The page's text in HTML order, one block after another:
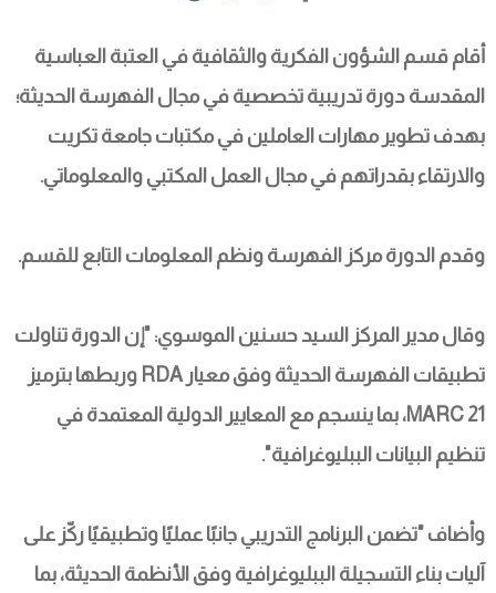
أقام قسم الشؤون الفكرية والثقافية في العتبة العباسية
المقدسة دورة تدريبية تخصصية في مجال الفهرسة الحديثة؛
بهدف تطوير مهارات العاملين في مكتبات جامعة تكريت
والارتقاء بقدراتهم في مجال العمل المكتبي والمعلوماتي.
وقدم الدورة مركز الفهرسة ونظم المعلومات التابع للقسم.
وقال مدير المركز السيد حسنين الموسوي: "إن الدورة تناولت
تطبيقات الفهرسة الحديثة وفق معيار RDA وربطها بترميز
MARC 21، بما ينسجم مع المعايير الدولية المعتمدة في
تنظيم البيانات الببليوغرافية".
وأضاف "تضمن البرنامج التدريبي جانبًا عمليًا وتطبيقيًا ركّز على
آليات بناء التسجيلة الببليوغرافية وفق الأنظمة الحديثة، بما